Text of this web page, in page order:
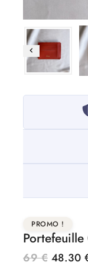
PROMO !
Portefeuille
69€ 48.30